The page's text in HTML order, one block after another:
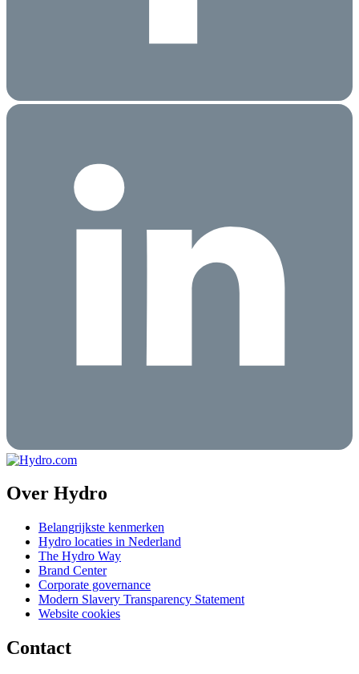
Over Hydro
Belangrijkste kenmerken
Hydro locaties in Nederland
The Hydro Way
Brand Center
Corporate governance
Modern Slavery Transparency Statement
Website cookies
Contact